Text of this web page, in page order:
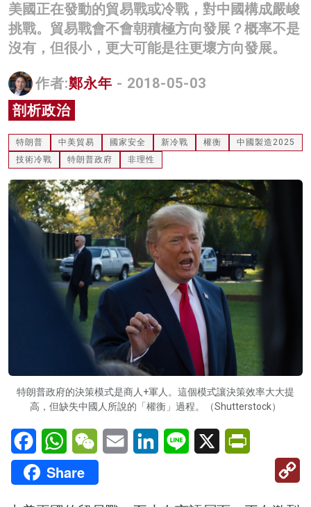
商業
科技
影片
名家榜
灼見活動
關於我們
美國正在發動的貿易戰或冷戰，對中國構成嚴峻
挑戰。貿易戰會不會朝積極方向發展？概率不是
沒有，但很小，更大可能是往更壞方向發展。
作者:鄭永年 - 2018-05-03
剖析政治
特朗普 中美貿易 國家安全 新冷戰 權衡
中國製造2025
技術冷戰
特朗普政府 非理性
特朗普政府的決策模式是商人+軍人。這個模式讓決策效率大大提
高，但缺失中國人所說的「權衡」過程。（Shutterstock）
FacebookWhatsAppWeChatEmail LinkedInLine X
Share